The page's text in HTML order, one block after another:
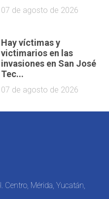
07 de agosto de 2026
Hay víctimas y
victimarios en las
invasiones en San José
Tec...
07 de agosto de 2026
Mérida, Yucatán,